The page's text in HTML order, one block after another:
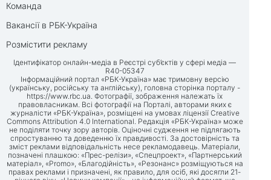
Команда
Вакансії в РБК-Україна
Розмістити рекламу
Ідентифікатор онлайн-медіа в Реєстрі суб’єктів у сфері медіа —
R40-05347
Інформаційний портал «РБК-Україна» має тримовну версію
(українську, російську та англійську), головна сторінка порталу -
https://www.rbc.ua. Фотографії, зображення належать їх
правовласникам. Всі фотографії на Порталі, авторами яких є
журналісти «РБК-Україна», розміщені на умовах ліцензії Creative
Commons Attribution 4.0 International. Редакція «РБК-Україна» може
не поділяти точку зору авторів. Оціночні судження не підлягають
спростуванню та доведенню їх правдивості. За достовірність та
зміст реклами відповідальність несе рекламодавець. Матеріали,
позначені плашкою: «Прес-релізи», «Спецпроект», «Партнерський
матеріал», «Promo», «Благодійність», «Резонанс» розміщуються на
правах реклами і призначені, як правило, для осіб, які досягли 21-